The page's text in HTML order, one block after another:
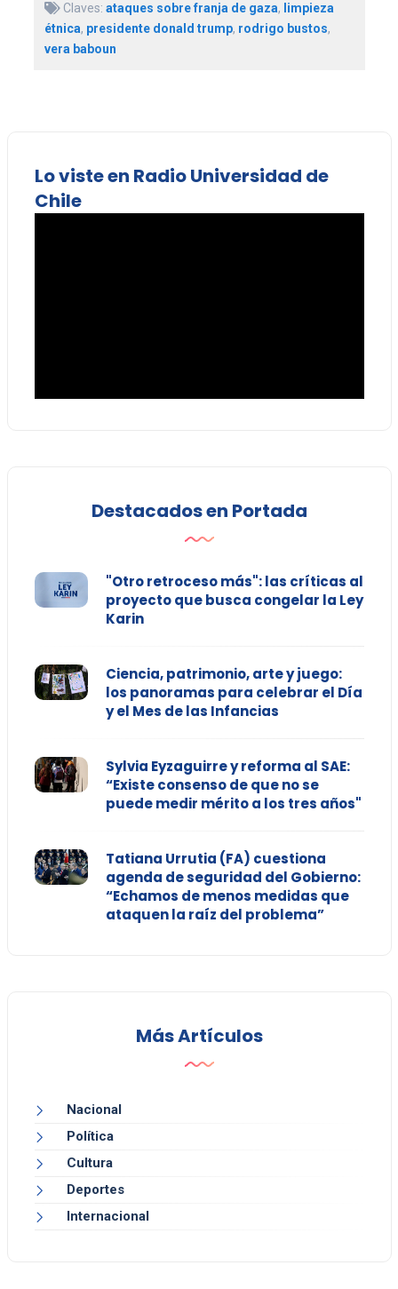
Claves: ataques sobre franja de gaza, limpieza
étnica, presidente donald trump, rodrigo bustos,
vera baboun
Lo viste en Radio Universidad de
Chile
Destacados en Portada
"Otro retroceso más": las críticas al
proyecto que busca congelar la Ley
Karin
Ciencia, patrimonio, arte y juego:
los panoramas para celebrar el Día
y el Mes de las Infancias
Sylvia Eyzaguirre y reforma al SAE:
“Existe consenso de que no se
puede medir mérito a los tres años"
Tatiana Urrutia (FA) cuestiona
agenda de seguridad del Gobierno:
“Echamos de menos medidas que
ataquen la raíz del problema”
Más Artículos
Nacional
Política
Cultura
Deportes
Internacional